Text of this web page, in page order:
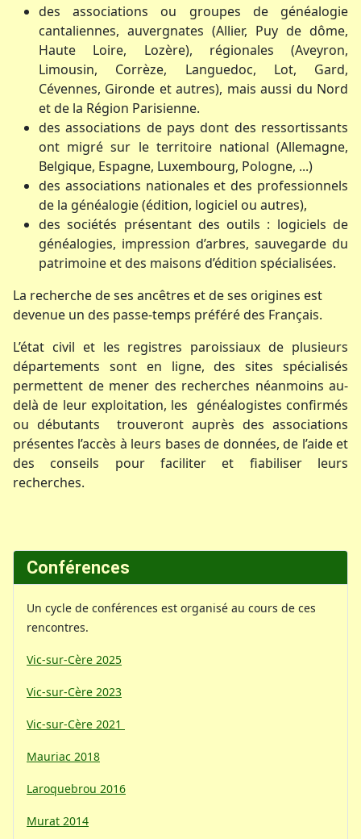
des associations ou groupes de généalogie
cantaliennes, auvergnates (Allier, Puy de dôme,
Haute Loire, Lozère), régionales (Aveyron,
Limousin, Corrèze, Languedoc, Lot, Gard,
Cévennes, Gironde et autres), mais aussi du Nord
et de la Région Parisienne.
des associations de pays dont des ressortissants
ont migré sur le territoire national (Allemagne,
Belgique, Espagne, Luxembourg, Pologne, ...)
des associations nationales et des professionnels
de la généalogie (édition, logiciel ou autres),
des sociétés présentant des outils : logiciels de
généalogies, impression d’arbres, sauvegarde du
patrimoine et des maisons d’édition spécialisées.
La recherche de ses ancêtres et de ses origines est
devenue un des passe-temps préféré des Français.
L’état civil et les registres paroissiaux de plusieurs
départements sont en ligne, des sites spécialisés
permettent de mener des recherches néanmoins au-
delà de leur exploitation, les généalogistes confirmés
ou débutants trouveront auprès des associations
présentes l’accès à leurs bases de données, de l’aide et
des conseils pour faciliter et fiabiliser leurs
recherches.
Conférences
Un cycle de conférences est organisé au cours de ces
rencontres.
Vic-sur-Cère 2025
Vic-sur-Cère 2023
Vic-sur-Cère 2021
Mauriac 2018
Laroquebrou 2016
Murat 2014